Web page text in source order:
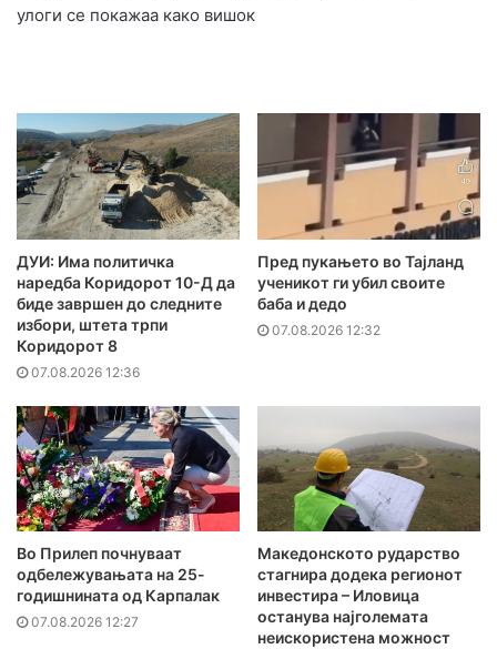
улоги се покажаа како вишок
ДУИ: Има политичка
наредба Коридорот 10-Д да
биде завршен до следните
избори, штета трпи
Коридорот 8
07.08.2026 12:36
Пред пукањето во Тајланд
ученикот ги убил своите
баба и дедо
07.08.2026 12:32
Во Прилеп почнуваат
одбележувањата на 25-
годишнината од Карпалак
07.08.2026 12:27
Македонското рударство
стагнира додека регионот
инвестира – Иловица
останува најголемата
неискористена можност